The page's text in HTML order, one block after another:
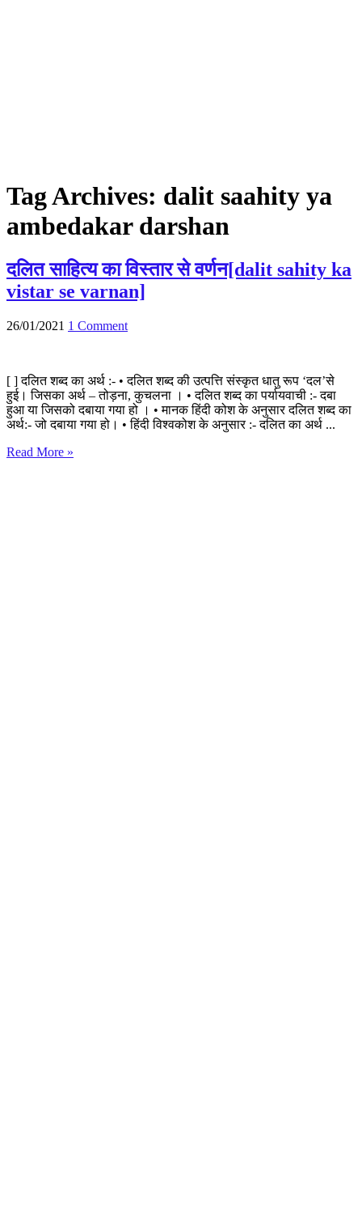
Tag Archives: dalit saahity ya
ambedakar darshan
दलित साहित्य का विस्तार से वर्णन[dalit sahity ka
vistar se varnan]
26/01/2021 1 Comment
[ ] दलित शब्द का अर्थ :- • दलित शब्द की उत्पत्ति संस्कृत धातु रूप ‘दल’से
हुई। जिसका अर्थ – तोड़ना, कुचलना । • दलित शब्द का पर्यायवाची :- दबा
हुआ या जिसको दबाया गया हो । • मानक हिंदी कोश के अनुसार दलित शब्द का
अर्थ:- जो दबाया गया हो। • हिंदी विश्वकोश के अनुसार :- दलित का अर्थ ...
Read More »